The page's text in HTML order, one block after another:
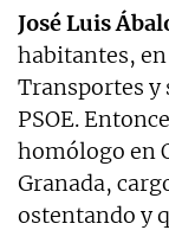
José Luis
habitantes,
Transportes y
PSOE.
homólogo en
Granada,
ostentando y